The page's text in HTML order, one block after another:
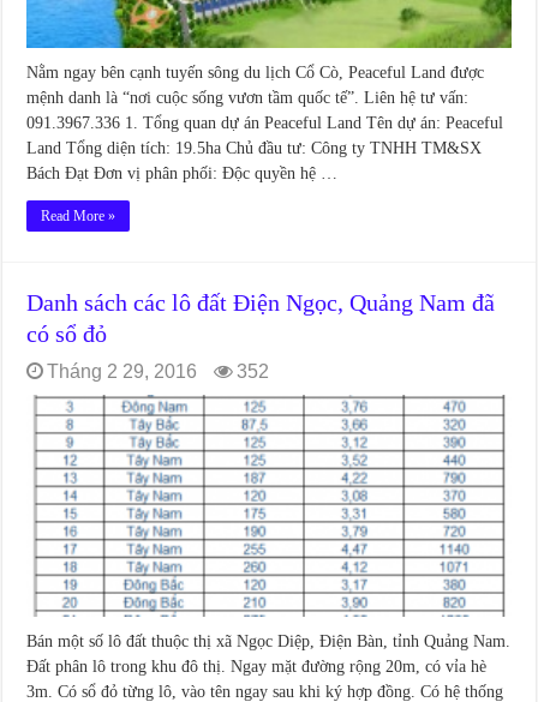
Nằm ngay bên cạnh tuyến sông du lịch Cổ Cò, Peaceful Land được
mệnh danh là “nơi cuộc sống vươn tầm quốc tế”. Liên hệ tư vấn:
091.3967.336 1. Tổng quan dự án Peaceful Land Tên dự án: Peaceful
Land Tổng diện tích: 19.5ha Chủ đầu tư: Công ty TNHH TM&SX
Bách Đạt Đơn vị phân phối: Độc quyền hệ …
Read More »
Danh sách các lô đất Điện Ngọc, Quảng Nam đã
có sổ đỏ
Tháng 2 29, 2016 352
Bán một số lô đất thuộc thị xã Ngọc Diệp, Điện Bàn, tỉnh Quảng Nam.
Đất phân lô trong khu đô thị. Ngay mặt đường rộng 20m, có vỉa hè
3m. Có sổ đỏ từng lô, vào tên ngay sau khi ký hợp đồng. Có hệ thống